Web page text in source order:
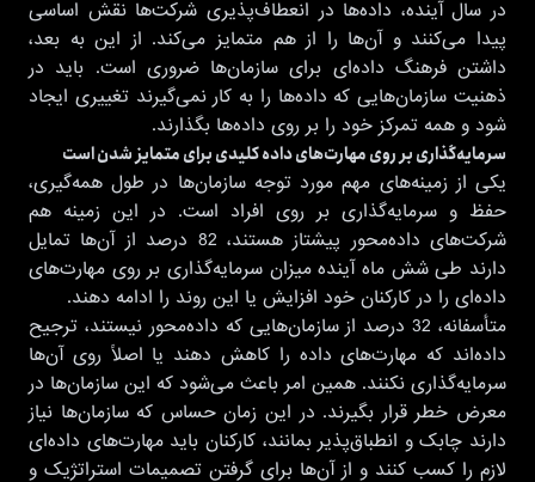
در سال آینده، داده‌ها در انعطاف‌پذیری شرکت‌‌ها نقش اساسی
پیدا می‌کنند و آن‌ها را از هم متمایز می‌کند. از این به بعد،
داشتن فرهنگ داده‌ای برای سازمان‌ها ضروری است. باید در
ذهنیت سازمان‌هایی که داده‌ها را به کار نمی‌گیرند تغییری ایجاد
شود و همه تمرکز خود را بر روی داده‌ها بگذارند.
سرمایه‌گذاری بر روی مهارت‌های داده کلیدی برای متمایز شدن است
یکی از زمینه‌های مهم مورد توجه سازمان‌ها در طول همه‌گیری،
حفظ و سرمایه‌گذاری بر روی افراد است. در این زمینه هم
شرکت‌های داده‌محور پیشتاز هستند، 82 درصد از آن‌ها تمایل
دارند طی شش ماه آینده میزان سرمایه‌گذاری بر روی مهارت‌های
داده‌ای را در کارکنان خود افزایش یا این روند را ادامه دهند.
متأسفانه، 32 درصد از سازمان‌هایی که داده‌محور نیستند، ترجیح
داده‌اند که مهارت‌های داده را کاهش دهند یا اصلاً روی آن‌ها
سرمایه‌گذاری نکنند. همین امر باعث می‌شود که این سازمان‌ها در
معرض خطر قرار بگیرند. در این زمان حساس که سازمان‌ها نیاز
دارند چابک و انطباق‌پذیر بمانند، کارکنان باید مهارت‌های داده‌ای
لازم را کسب کنند و از آن‌ها برای گرفتن تصمیمات استراتژیک و